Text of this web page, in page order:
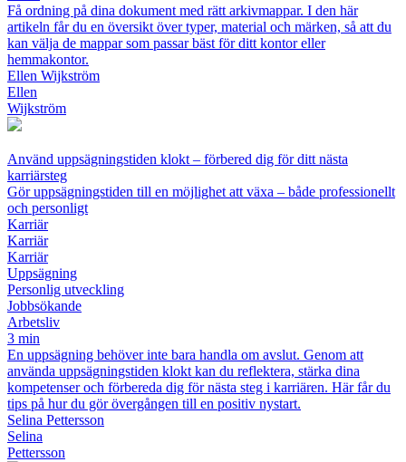
Få ordning på dina dokument med rätt arkivmappar. I den här
artikeln får du en översikt över typer, material och märken, så att du
kan välja de mappar som passar bäst för ditt kontor eller
hemmakontor.
Ellen Wijkström
Ellen
Wijkström
Använd uppsägningstiden klokt – förbered dig för ditt nästa
karriärsteg
Gör uppsägningstiden till en möjlighet att växa – både professionellt
och personligt
Karriär
Karriär
Karriär
Uppsägning
Personlig utveckling
Jobbsökande
Arbetsliv
3 min
En uppsägning behöver inte bara handla om avslut. Genom att
använda uppsägningstiden klokt kan du reflektera, stärka dina
kompetenser och förbereda dig för nästa steg i karriären. Här får du
tips på hur du gör övergången till en positiv nystart.
Selina Pettersson
Selina
Pettersson